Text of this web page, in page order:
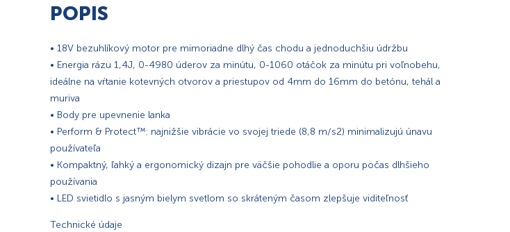
POPIS
• 18V bezuhlíkový motor pre mimoriadne dlhý čas chodu a jednoduchšiu údržbu
• Energia rázu 1,4J, 0-4980 úderov za minútu, 0-1060 otáčok za minútu pri voľnobehu,
ideálne na vŕtanie kotevných otvorov a priestupov od 4mm do 16mm do betónu, tehál a
muriva
• Body pre upevnenie lanka
• Perform & Protect™: najnižšie vibrácie vo svojej triede (8,8 m/s2) minimalizujú únavu
používateľa
• Kompaktný, ľahký a ergonomický dizajn pre väčšie pohodlie a oporu počas dlhšieho
používania
• LED svietidlo s jasným bielym svetlom so skráteným časom zlepšuje viditeľnosť
Technické údaje